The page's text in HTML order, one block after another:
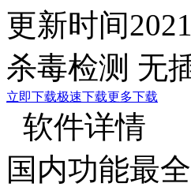
更新时间
杀毒检测 无
立即下载极速下载更多下载
软件详情
国内功能最